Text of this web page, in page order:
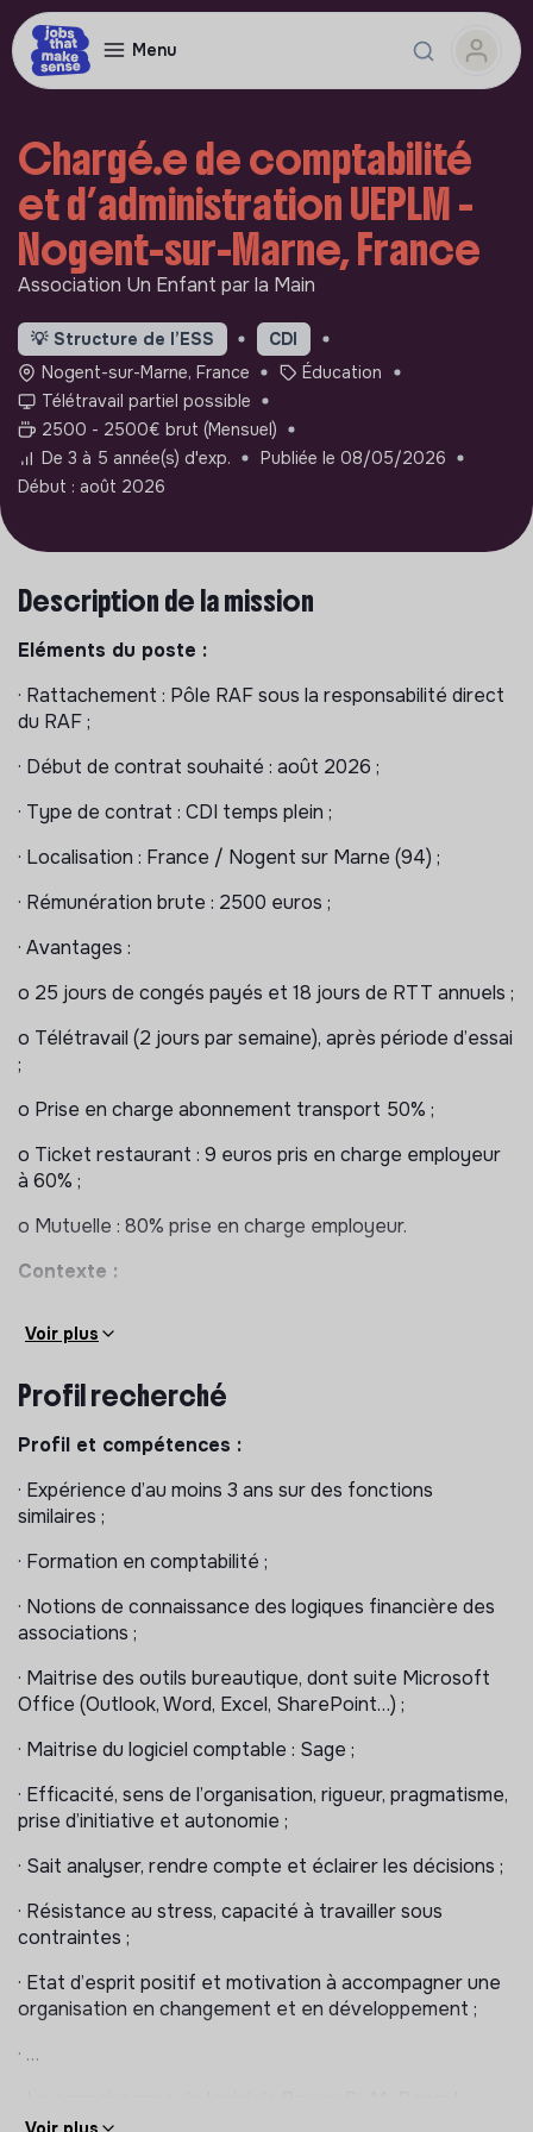
Menu
Chargé.e de comptabilité
et d’administration UEPLM -
Nogent-sur-Marne, France
Association Un Enfant par la Main
💡 Structure de l’ESS
CDI
Nogent-sur-Marne, France
Éducation
Télétravail partiel possible
2500 - 2500€ brut (Mensuel)
De 3 à 5 année(s) d'exp.
Publiée le 08/05/2026
Début : août 2026
Description de la mission
Eléments du poste :
· Rattachement : Pôle RAF sous la responsabilité direct
du RAF ;
· Début de contrat souhaité : août 2026 ;
· Type de contrat : CDI temps plein ;
· Localisation : France / Nogent sur Marne (94) ;
· Rémunération brute : 2500 euros ;
· Avantages :
o 25 jours de congés payés et 18 jours de RTT annuels ;
o Télétravail (2 jours par semaine), après période d’essai
;
o Prise en charge abonnement transport 50% ;
o Ticket restaurant : 9 euros pris en charge employeur
à 60% ;
o Mutuelle : 80% prise en charge employeur.
Contexte :
nouveau plan stratégique 2026-2030 permettant de
des droits de l’enfant, et permettant de mettre en
impacts concrets en développant sa levée de fonds et
opérationnellePlanStrategique_2026-8-ppp.pdf
personnes, dont deux seront nouvelles en cours
d’année 2026. Le RAF a pris ses fonctions en avril 2026
;
· Le.la chargé.e de comptabilité et d’administratif aura
donc à accompagner ce pôle dans son positionnement
au sein de l’association et des autres composantes
(Pays-Terrain, Communication, Relations Donateurs,
Missions :
· Auprès du Responsable Administratif et Financier, et
de dons, ainsi que la trésorière et les autres
collaborateurs siège et pays, le.la chargé.e de
comptabilité et d’administration assure :
o La bonne remontée, le contrôle et la saisie comptable
Voir plus
Profil recherché
Profil et compétences :
· Expérience d’au moins 3 ans sur des fonctions
similaires ;
· Formation en comptabilité ;
· Notions de connaissance des logiques financière des
associations ;
· Maitrise des outils bureautique, dont suite Microsoft
Office (Outlook, Word, Excel, SharePoint…) ;
· Maitrise du logiciel comptable : Sage ;
· Efficacité, sens de l’organisation, rigueur, pragmatisme,
prise d’initiative et autonomie ;
· Sait analyser, rendre compte et éclairer les décisions ;
· Résistance au stress, capacité à travailler sous
contraintes ;
· Etat d’esprit positif et motivation à accompagner une
organisation en changement et en développement ;
· …
serait un atout.